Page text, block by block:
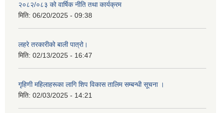
२०८२/०८३ को वार्षिक नीति तथा कार्यक्रम
मिति: 06/20/2025 - 09:38
लहरे तरकारीको बाली पात्रो।
मिति: 02/13/2025 - 16:47
गृहिणी महिलाहरूका लागि शिप विकास तालिम सम्बन्धी सूचना ‌।
मिति: 02/03/2025 - 14:21